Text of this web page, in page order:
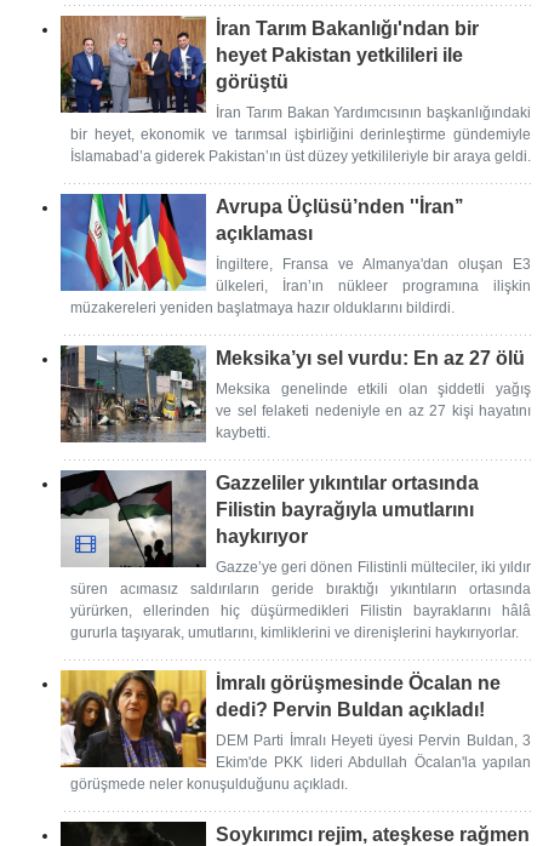
İran Tarım Bakanlığı'ndan bir
heyet Pakistan yetkilileri ile
görüştü
İran Tarım Bakan Yardımcısının başkanlığındaki
bir heyet, ekonomik ve tarımsal işbirliğini derinleştirme gündemiyle
İslamabad’a giderek Pakistan’ın üst düzey yetkilileriyle bir araya geldi.
Avrupa Üçlüsü’nden ''İran’’
açıklaması
İngiltere, Fransa ve Almanya'dan oluşan E3
ülkeleri, İran’ın nükleer programına ilişkin
müzakereleri yeniden başlatmaya hazır olduklarını bildirdi.
Meksika’yı sel vurdu: En az 27 ölü
Meksika genelinde etkili olan şiddetli yağış
ve sel felaketi nedeniyle en az 27 kişi hayatını
kaybetti.
Gazzeliler yıkıntılar ortasında
Filistin bayrağıyla umutlarını
haykırıyor
Gazze’ye geri dönen Filistinli mülteciler, iki yıldır
süren acımasız saldırıların geride bıraktığı yıkıntıların ortasında
yürürken, ellerinden hiç düşürmedikleri Filistin bayraklarını hâlâ
gururla taşıyarak, umutlarını, kimliklerini ve direnişlerini haykırıyorlar.
İmralı görüşmesinde Öcalan ne
dedi? Pervin Buldan açıkladı!
DEM Parti İmralı Heyeti üyesi Pervin Buldan, 3
Ekim'de PKK lideri Abdullah Öcalan'la yapılan
görüşmede neler konuşulduğunu açıkladı.
Soykırımcı rejim, ateşkese rağmen